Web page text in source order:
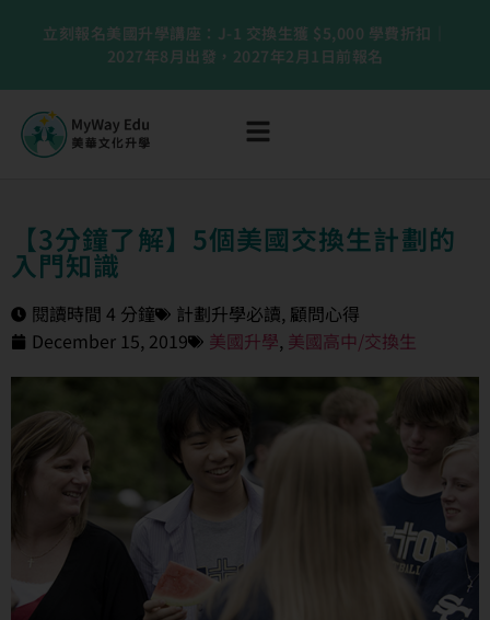
立刻報名美國升學講座：J-1 交換生獲 $5,000 學費折扣｜
2027年8月出發，2027年2月1日前報名
【3分鐘了解】5個美國交換生計劃的
入門知識
閱讀時間 4 分鐘 計劃升學必讀, 顧問心得
December 15, 2019
美國升學, 美國高中/交換生